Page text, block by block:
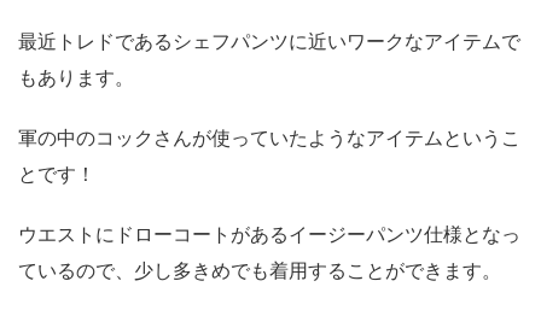
最近トレドであるシェフパンツに近いワークなアイテムで
もあります。
軍の中のコックさんが使っていたようなアイテムというこ
とです！
ウエストにドローコートがあるイージーパンツ仕様となっ
ているので、少し多きめでも着用することができます。